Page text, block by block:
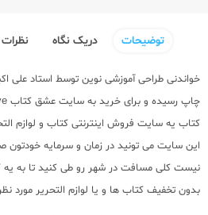
توضیحات دریک نگاه نظرات
خواندنی طراحی آموزشی نوین توسط استاد علی
کتاب یه سایت فروش اینترنتی کتاب و لوازم
این سایت می تونید در زمان و سرمایه خودتون
نیست کلی مسافت در شهر رو طی کنید تا به یه
بدون تخفیف کتاب ها و یا لوازم التحریر مورد